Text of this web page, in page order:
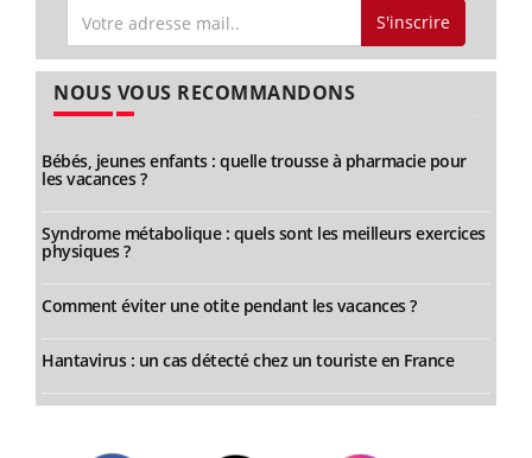
S'inscrire
NOUS VOUS RECOMMANDONS
Bébés, jeunes enfants : quelle trousse à pharmacie pour
les vacances ?
Syndrome métabolique : quels sont les meilleurs exercices
physiques ?
Comment éviter une otite pendant les vacances ?
Hantavirus : un cas détecté chez un touriste en France